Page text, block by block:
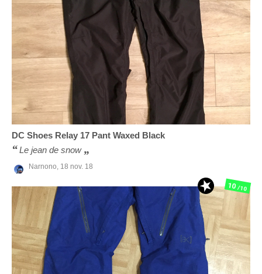
DC Shoes Relay 17 Pant Waxed Black
Le jean de snow
Narnono, 18 nov. 18
10/10